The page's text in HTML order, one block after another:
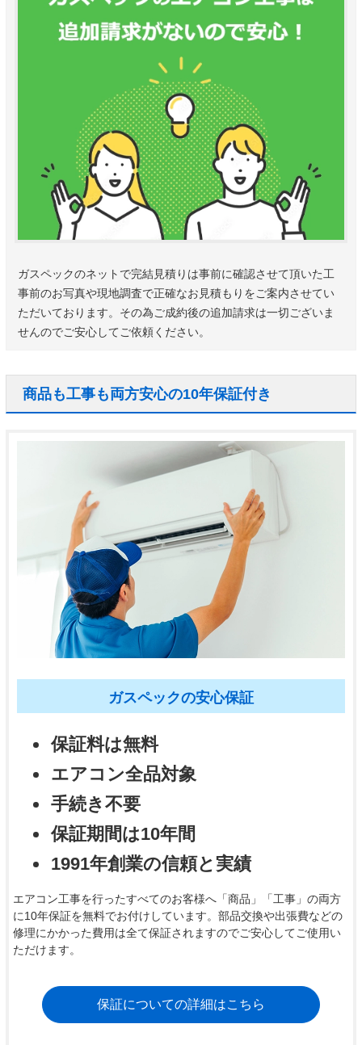
ガスペックのネットで完結見積りは事前に確認させて頂いた工
事前のお写真や現地調査で正確なお見積もりをご案内させてい
ただいております。その為ご成約後の追加請求は一切ございま
せんのでご安心してご依頼ください。
商品も工事も両方安心の10年保証付き
ガスペックの安心保証
保証料は無料
エアコン全品対象
手続き不要
保証期間は10年間
1991年創業の信頼と実績
エアコン工事を行ったすべてのお客様へ「商品」「工事」の両方
に10年保証を無料でお付けしています。部品交換や出張費などの
修理にかかった費用は全て保証されますのでご安心してご使用い
ただけます。
保証についての詳細はこちら